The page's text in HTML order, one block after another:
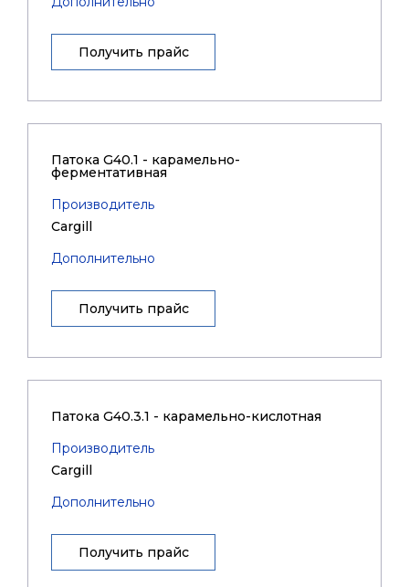
Получить прайс
Патока G40.1 - карамельно-
ферментативная
Производитель
Cargill
Дополнительно
Получить прайс
Патока G40.3.1 - карамельно-кислотная
Производитель
Cargill
Дополнительно
Получить прайс